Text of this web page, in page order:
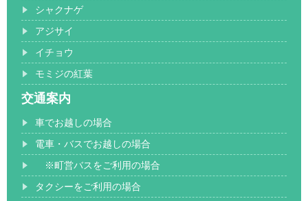
シャクナゲ
アジサイ
イチョウ
モミジの紅葉
交通案内
車でお越しの場合
電車・バスでお越しの場合
※町営バスをご利用の場合
タクシーをご利用の場合